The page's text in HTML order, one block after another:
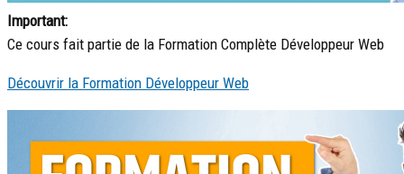
Important:
Ce cours fait partie de la Formation Complète Développeur Web
Découvrir la Formation Développeur Web